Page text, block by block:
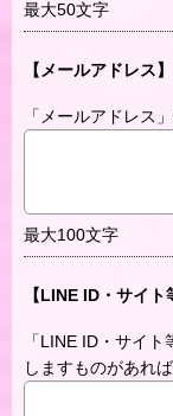
最大50文字
【メールアドレス】
「メールアドレス
最大100文字
【LINE ID・サイ
「LINE ID・サイ
しますものがあれ